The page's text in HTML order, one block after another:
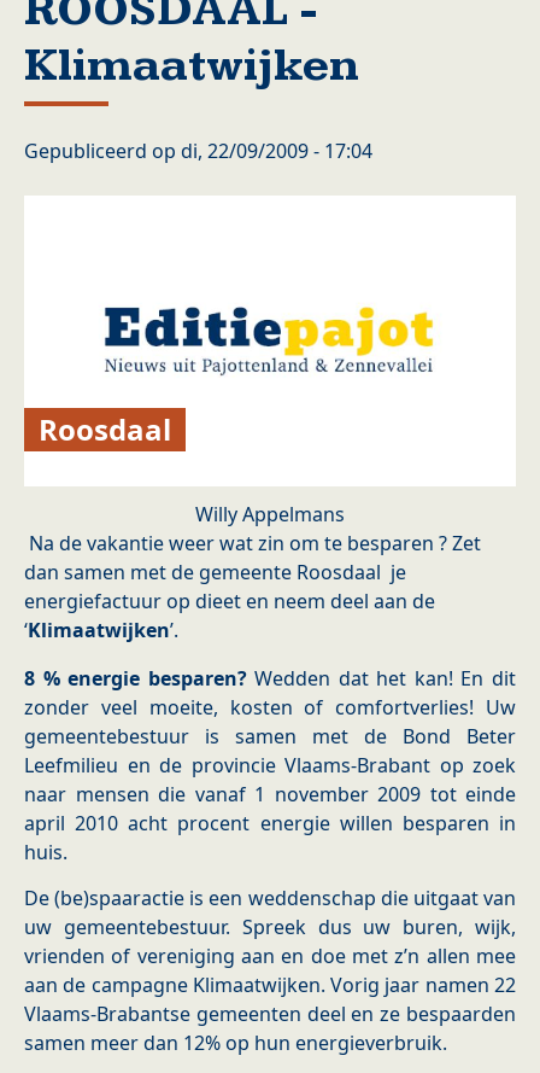
Klimaatwijken
Gepubliceerd op di, 22/09/2009 - 17:04
Roosdaal
Willy Appelmans
Na de vakantie weer wat zin om te besparen ? Zet
dan samen met de gemeente Roosdaal je
energiefactuur op dieet en neem deel aan de
‘Klimaatwijken’.
8 % energie besparen?Wedden dat het kan! En dit
zonder veel moeite, kosten of comfortverlies! Uw
gemeentebestuur is samen met de Bond Beter
Leefmilieu en de provincie Vlaams-Brabant op zoek
naar mensen die vanaf 1 november 2009 tot einde
april 2010 acht procent energie willen besparen in
huis.
De (be)spaaractie is een weddenschap die uitgaat van
uw gemeentebestuur. Spreek dus uw buren, wijk,
vrienden of vereniging aan en doe met z’n allen mee
aan de campagne Klimaatwijken. Vorig jaar namen 22
Vlaams-Brabantse gemeenten deel en ze bespaarden
samen meer dan 12% op hun energieverbruik.